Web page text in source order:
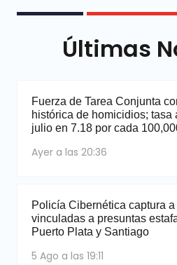
Últimas
Fuerza de Tarea Conjunta
histórica de homicidios; tasa
julio en 7.18 por cada
Ayer a las 20:36
Policía Cibernética captura
vinculadas a presuntas
Puerto Plata y Santiago
5 Ago a las 19:11